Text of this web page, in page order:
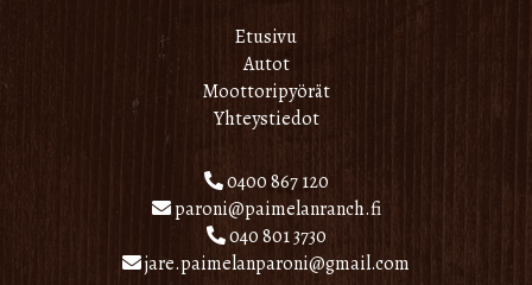
Etusivu
Autot
Moottoripyörät
Yhteystiedot
0400 867 120
paroni@paimelanranch.fi
040 801 3730
jare.paimelanparoni@gmail.com